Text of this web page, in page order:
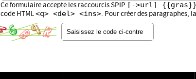
Ce formulaire accepte les raccourcis SPIP [->url] {{gras}}
code HTML<q> <del> <ins>. Pour créer des paragraphes,